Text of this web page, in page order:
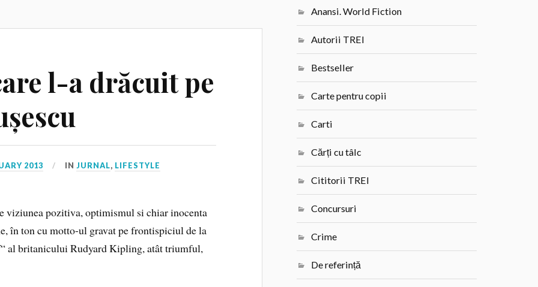
l-a drăcuit pe
2013 INJURNAL, LIFESTYLE
viziunea pozitiva, optimismul si chiar inocenta
în ton cu motto-ul gravat pe frontispiciul de la
al britanicului Rudyard Kipling, atât triumful,
Anansi. World Fiction
Autorii TREI
Bestseller
Carte pentru copii
Carti
Cărți cu tâlc
Cititorii TREI
Concursuri
Crime
De referință